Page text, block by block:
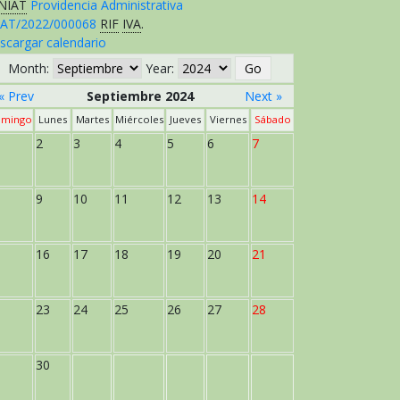
Providencia Administrativa
2022/000068 RIF IVA.
calendario
Month:
Year:
« Prev
Septiembre 2024 Next »
Lunes Martes Miércoles Jueves Viernes Sábado
2 3 4 5 6 7
9 10 11 12 13 14
16 17 18 19 20 21
23 24 25 26 27 28
30